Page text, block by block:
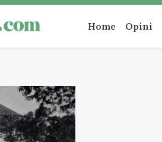
depan Home Opini